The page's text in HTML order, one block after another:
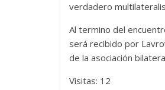
verdadero
Al termino del
será recibido por
de la asociación
Visitas: 12